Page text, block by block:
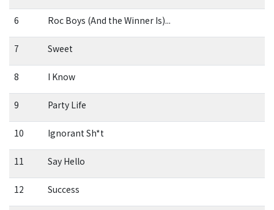
6 Roc Boys (And the Winner Is)...
7 Sweet
8 I Know
9 Party Life
10 Ignorant Sh*t
11 Say Hello
12 Success